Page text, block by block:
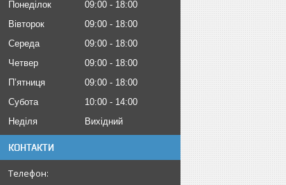
Понеділок 09:00
18:00
Вівторок
09:00
18:00
Середа
09:00
18:00
Четвер
09:00
18:00
Пʼятниця
09:00
18:00
Субота
10:00
14:00
Неділя
Вихідний
КОНТАКТИ